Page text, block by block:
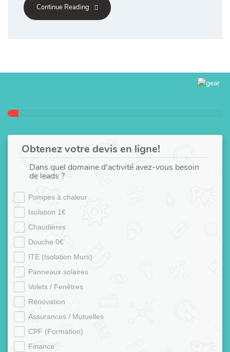
Continue Reading
Obtenez votre devis en ligne!
Dans quel domaine d'activité avez-vous besoin
de leads ?
Pompes à chaleur
Isolation 1€
Chaudières
Douche 0€
ITE (Isolation Murs)
Panneaux solaires
Volets / Fenêtres
Rénovation
Assurances / Mutuelles
CPF (Formation)
Finance